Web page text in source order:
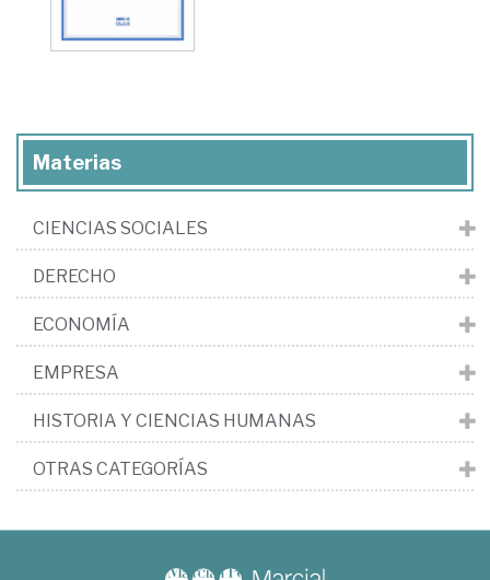
Materias
CIENCIAS SOCIALES
DERECHO
ECONOMÍA
EMPRESA
HISTORIA Y CIENCIAS HUMANAS
OTRAS CATEGORÍAS